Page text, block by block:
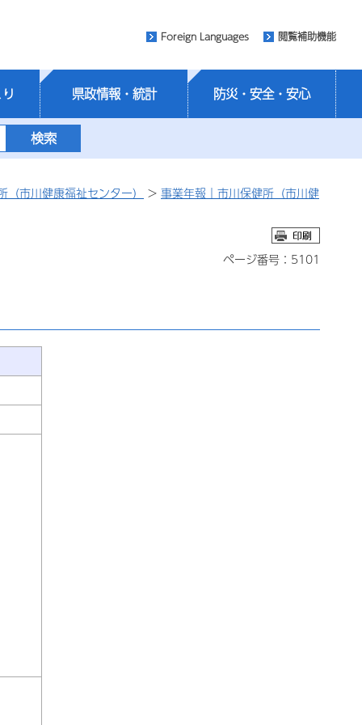
Foreign Languages 閲覧補助機能
県政情報・統計 防災・安全・安心
（市川健康福祉センター） > 事業年報｜市川保健所（市川健
ページ番号：5101